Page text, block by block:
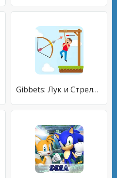
Gibbets: Лук и Стрелы! Лучник, попади в цель!